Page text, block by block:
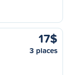
17$
3 places